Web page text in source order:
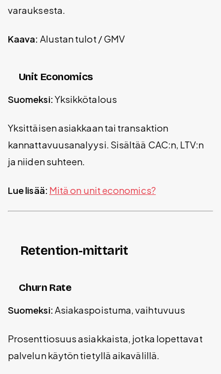
varauksesta.
Kaava: Alustan tulot / GMV
Unit Economics
Suomeksi:Yksikkötalous
Yksittäisen asiakkaan tai transaktion
kannattavuusanalyysi. Sisältää CAC:n, LTV:n
ja niiden suhteen.
Lue lisää: Mitä on unit economics?
Retention-mittarit
Churn Rate
Suomeksi:Asiakaspoistuma, vaihtuvuus
Prosenttiosuus asiakkaista, jotka lopettavat
palvelun käytön tietyllä aikavälillä.